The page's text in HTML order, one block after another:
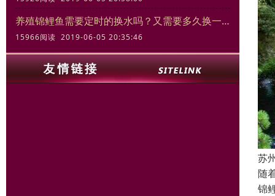
养殖锦鲤鱼需要定时的换水吗？又需要多久换一次
15966阅读 2019-06-05 20:35:46
苏
随
锦